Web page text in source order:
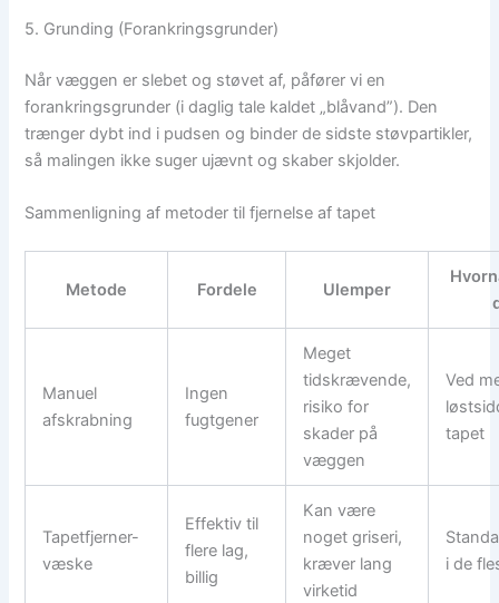
5. Grunding (Forankringsgrunder)
Når væggen er slebet og støvet af, påfører vi en
forankringsgrunder (i daglig tale kaldet „blåvand”). Den
trænger dybt ind i pudsen og binder de sidste støvpartikler,
så malingen ikke suger ujævnt og skaber skjolder.
Sammenligning af metoder til fjernelse af tapet
Metode Fordele Ulemper
Manuel
afskrabning
Ingen
fugtgener
Meget
tidskrævende,
risiko for
skader på
væggen
Ved
tapet
Tapetfjerner-
væske
Effektiv til
flere lag,
billig
Kan være
noget griseri,
kræver lang
virketid
i de